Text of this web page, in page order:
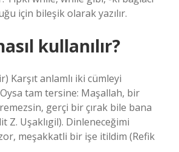
için bileşik olarak yazılır.
kullanılır?
Karşıt anlamlı iki cümleyi
tam tersine: Maşallah, bir
gerçi bir çırak bile bana
Z. Uşaklıgil). Dinleneceğimi
meşakkatli bir işe itildim (Refik